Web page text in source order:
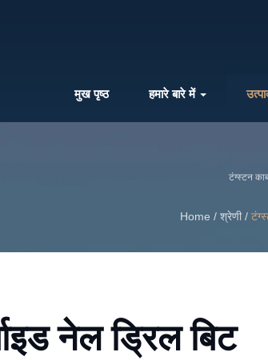
मुख पृष्ठ हमारे बारे में
टंग्स्टन
Home / श्रेणी /
नेल ड्रिल बिट